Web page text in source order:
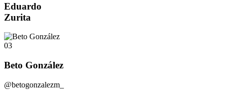
Eduardo
Zurita
03
Beto González
@betogonzalezm_